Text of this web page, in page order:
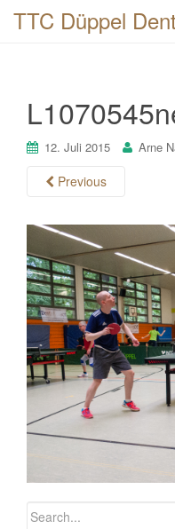
TTC Düppel
12. Juli 2015 Arne
Previous